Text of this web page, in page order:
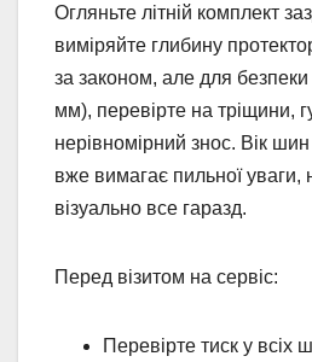
Огляньте літній комплект
виміряйте глибину
за законом, але для
мм), перевірте на тріщини,
нерівномірний знос. Вік
вже вимагає пильної уваги,
візуально все гаразд.
Перед візитом на сервіс:
Перевірте тиск у всіх